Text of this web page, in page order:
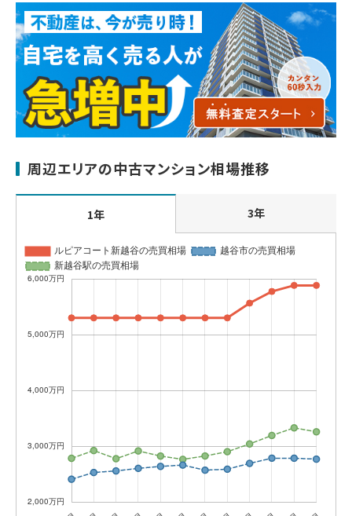
周辺エリアの中古マンション相場推移
1年 3年